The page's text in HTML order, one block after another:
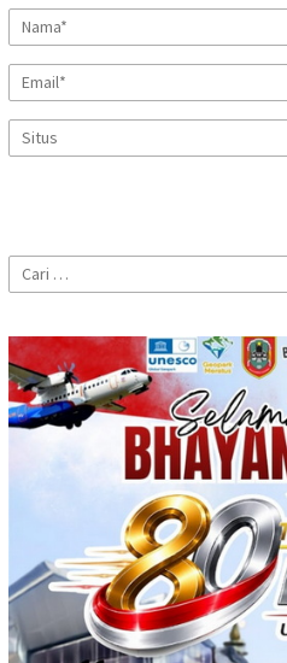
Cari
untuk: